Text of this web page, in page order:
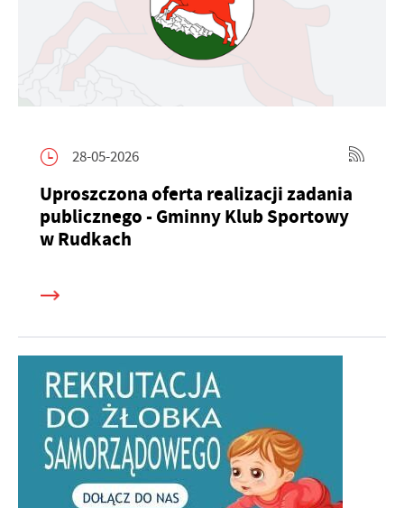
28-05-2026
Uproszczona oferta realizacji zadania
publicznego - Gminny Klub Sportowy
w Rudkach